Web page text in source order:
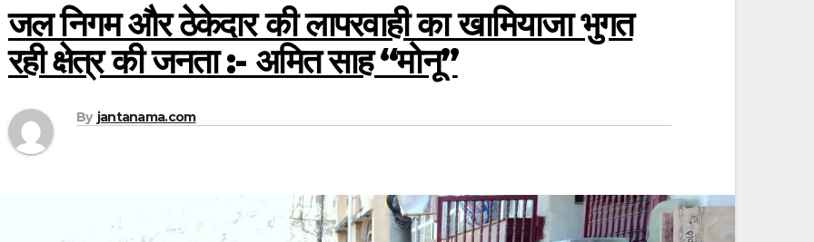
जल निगम और ठेकेदार की लापरवाही का खामियाजा भुगत
रही क्षेत्र की जनता :- अमित साह “मोनू”
By jantanama.com